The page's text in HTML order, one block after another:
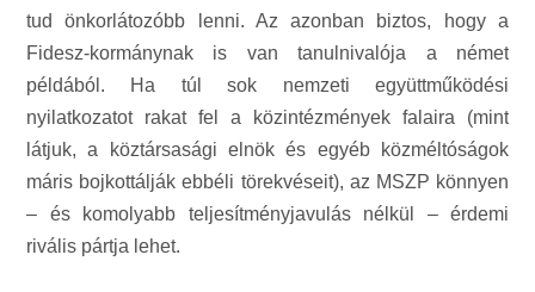
tud önkorlátozóbb lenni. Az azonban biztos, hogy a
Fidesz-kormánynak is van tanulnivalója a német
példából. Ha túl sok nemzeti együttműködési
nyilatkozatot rakat fel a közintézmények falaira (mint
látjuk, a köztársasági elnök és egyéb közméltóságok
máris bojkottálják ebbéli törekvéseit), az MSZP könnyen
– és komolyabb teljesítményjavulás nélkül – érdemi
rivális pártja lehet.